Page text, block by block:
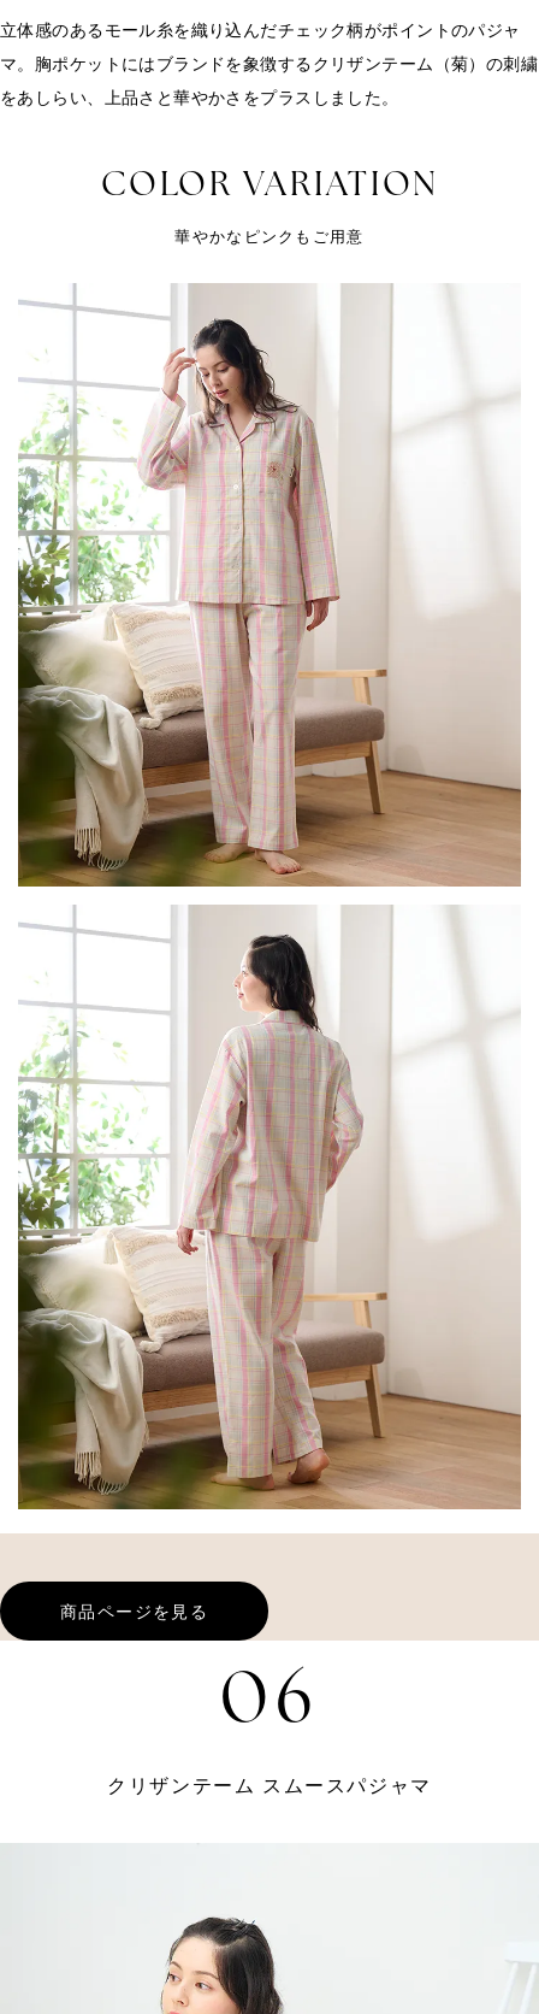
立体感のあるモール糸を織り込んだチェック柄がポイントのパジャ
マ。胸ポケットにはブランドを象徴するクリザンテーム（菊）の刺繍
をあしらい、上品さと華やかさをプラスしました。
COLOR VARIATION
華やかなピンクもご用意
商品ページを見る
06
クリザンテーム スムースパジャマ